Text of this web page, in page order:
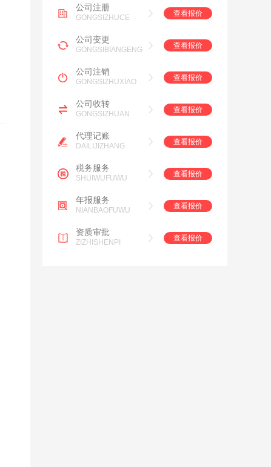
公司注册
GONGSIZHUCE
查看报价
公司变更
GONGSIBIANGENG
查看报价
公司注销
GONGSIZHUXIAO
查看报价
公司收转
GONGSIZHUAN
查看报价
代理记账
DAILIJIZHANG
查看报价
税务服务
SHUIWUFUWU
查看报价
年报服务
NIANBAOFUWU
查看报价
资质审批
ZIZHISHENPI
查看报价